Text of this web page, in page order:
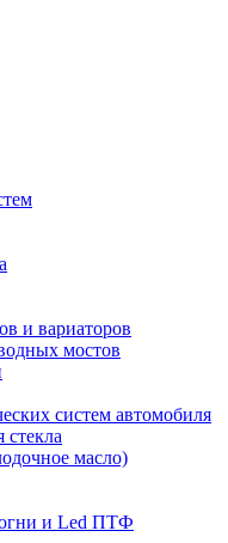
и вариаторов
мостов
систем автомобиля
масло)
и Led ПТФ